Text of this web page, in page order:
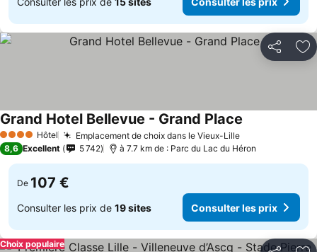
Partager
4 Étoiles Hôtel Emplacement de choix dans le Vieux-Lille
Grand Hotel Bellevue - Grand Place
8,6 Excellent 5 742 à 7.7 km de : Parc du Lac du Héron
De 107 €
Consulter les prix de 19 sites Consulter les prix
Choix populaire